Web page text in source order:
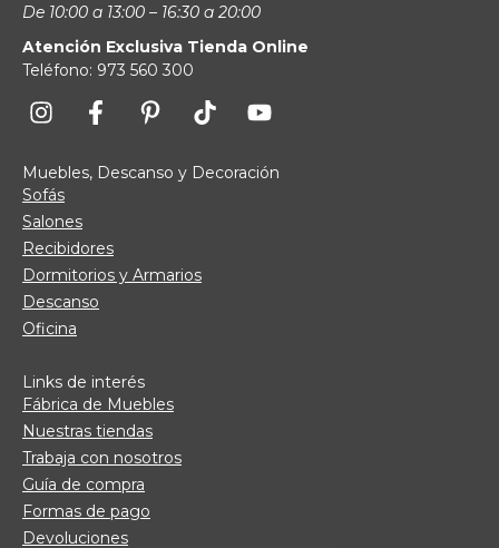
De 10:00 a 13:00 – 16:30 a 20:00
Atención Exclusiva Tienda Online
Teléfono: 973 560 300
Muebles, Descanso y Decoración
Sofás
Salones
Recibidores
Dormitorios y Armarios
Descanso
Oficina
Links de interés
Fábrica de Muebles
Nuestras tiendas
Trabaja con nosotros
Guía de compra
Formas de pago
Devoluciones